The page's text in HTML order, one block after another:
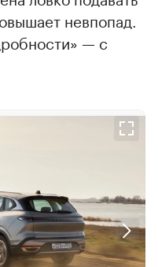
невпопад.
— с